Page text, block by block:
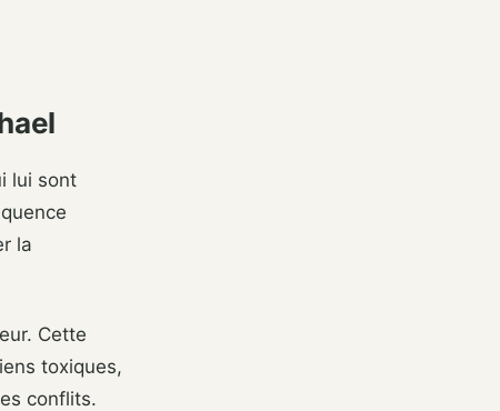
lui sont
la
Cette
toxiques,
conflits.